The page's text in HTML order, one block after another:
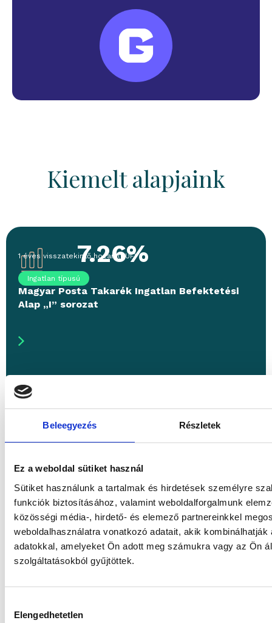
Beleegyezés Részletek
Ez a weboldal sütiket használ
Sütiket használunk a tartalmak és hirdetések személyre
funkciók biztosításához, valamint weboldalforgalmunk
közösségi média-, hirdető- és elemező partnereinkkel
weboldalhasználatra vonatkozó adatait, akik
adatokkal, amelyeket Ön adott meg számukra vagy az Ön
szolgáltatásokból gyűjtöttek.
kiválasztása
Elengedhetetlen
Kiemelt alapjaink
7.26%
1 éves visszatekintő hozam(HUF)
Ingatlan típusú
Magyar Posta Takarék Ingatlan Befektetési
Alap „I” sorozat
További alapjaink
Alapja